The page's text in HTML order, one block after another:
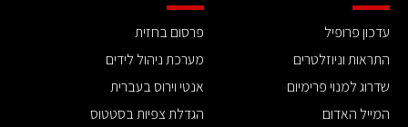
עדכון פרופיל
התראות וניוזלטרים
שדרוג למנוי פרימיום
המייל האדום
פרסום בחזית
מערכת ניהול לידים
אנטי וירוס בעברית
הגדלת צפיות בסטטוס